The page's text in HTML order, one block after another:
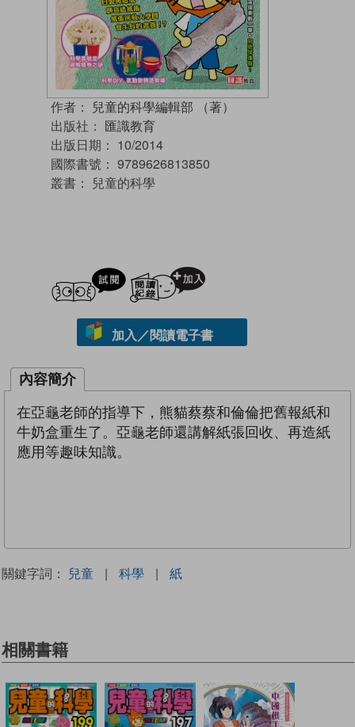
作者： 兒童的科學編輯部 （著）
出版社： 匯識教育
出版日期： 10/2014
國際書號： 9789626813850
叢書： 兒童的科學
試閲
加入／閱讀電子書
內容簡介
在亞龜老師的指導下，熊貓蔡蔡和倫倫把舊報紙和
牛奶盒重生了。亞龜老師還講解紙張回收、再造紙
應用等趣味知識。
關鍵字詞： 兒童 | 科學 | 紙
相關書籍